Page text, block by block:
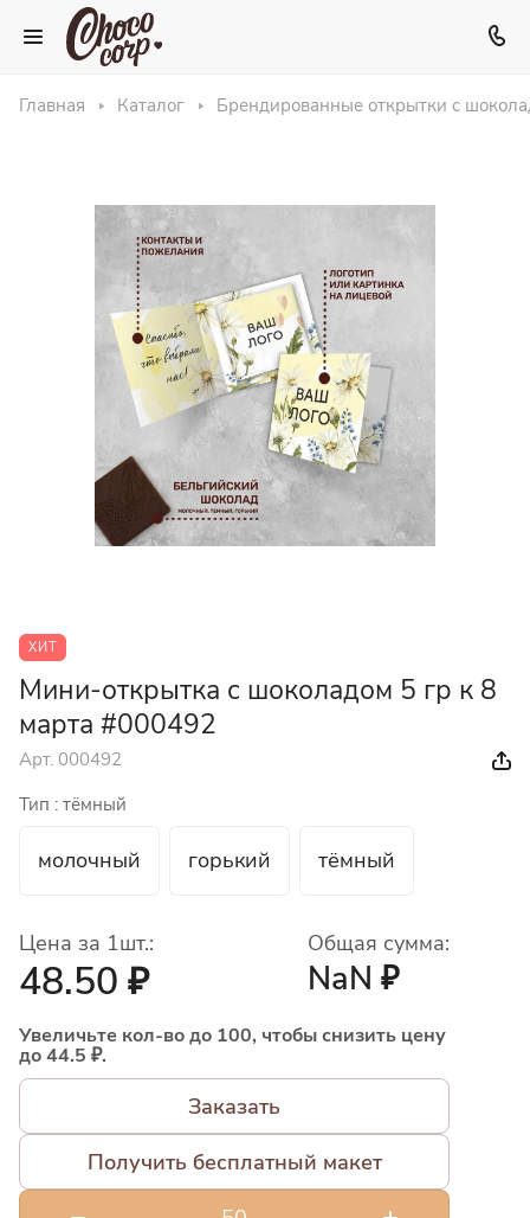
Главная Каталог Брендированные открытки с
ХИТ
Мини-открытка с шоколадом 5 гр к 8
марта #000492
Арт. 000492
Тип : тёмный
молочный горький тёмный
Цена за 1шт.:
48.50 ₽
Общая сумма:
NaN ₽
Увеличьте кол-во до 100, чтобы снизить цену
до 44.5 ₽.
Заказать
Получить бесплатный макет